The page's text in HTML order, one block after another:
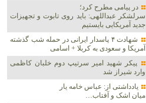
در پیامی مطرح کرد؛
سرلشکر عبداللهی: باید روی تابوت و تجهیزات
جدید آمریکایی بایستیم
شهادت ۴ پاسدار ایرانی در حمله شب گذشته
آمریکا و سعودی به کربلا + اسامی
پیکر شهید امیر سرتیپ دوم خلبان کاظمی
وارد شیراز شد
یادداشتی از: عباس خامه یار
میان اشک و آفتاب…